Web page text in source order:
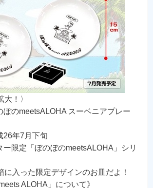
大！〉
ぼのmeetsALOHA スーベニアプレー
26年7月下旬
ー限定「ぼのぼのmeetsALOHA」シリ
に入った限定デザインのお皿だよ！
ALOHA」について》